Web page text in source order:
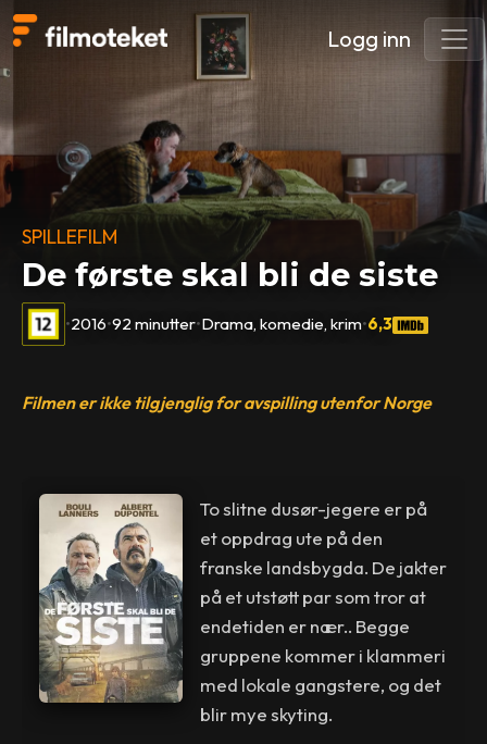
Logg inn
SPILLEFILM
De første skal bli de siste
•2016•92 minutter•Drama, komedie, krim•6,3
Filmen er ikke tilgjenglig for avspilling utenfor Norge
To slitne dusør-jegere er på
et oppdrag ute på den
franske landsbygda. De jakter
på et utstøtt par som tror at
endetiden er nær.. Begge
gruppene kommer i klammeri
med lokale gangstere, og det
blir mye skyting.